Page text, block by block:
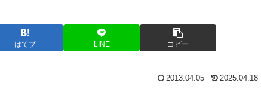
はてブ LINE コピー
2013.04.05 2025.04.18